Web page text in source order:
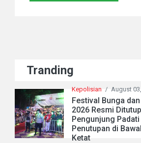
Tranding
Kepolisian / August
Festival Bunga
2026 Resmi
Pengunjung
Penutupan di
Ketat